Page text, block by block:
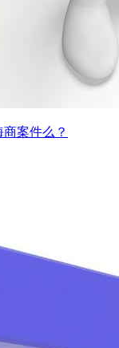
案件么？